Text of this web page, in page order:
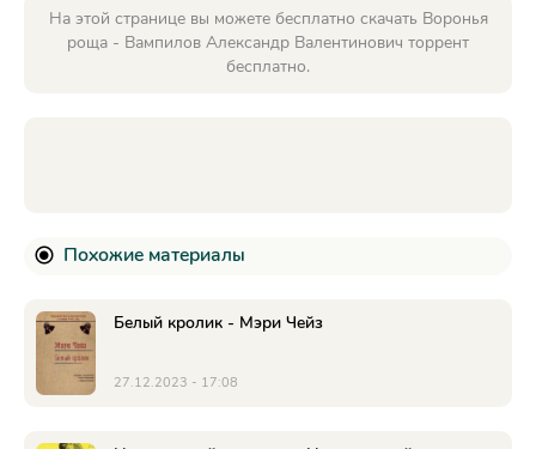
На этой странице вы можете бесплатно скачать Воронья
роща - Вампилов Александр Валентинович торрент
бесплатно.
Похожие материалы
Белый кролик - Мэри Чейз
27.12.2023 - 17:08